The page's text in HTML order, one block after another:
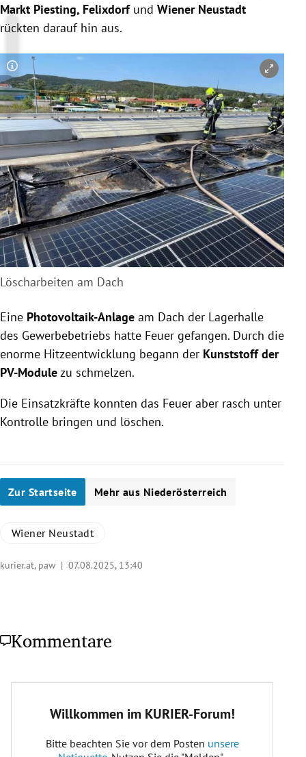
Markt Piesting, Felixdorfund Wiener Neustadt
rückten darauf hin aus.
Copyright-Hinweis öffnen/schließen
Löscharbeiten am Dach
Eine Photovoltaik-Anlage am Dach der Lagerhalle
des Gewerbebetriebs hatte Feuer gefangen. Durch die
enorme Hitzeentwicklung begann der Kunststoff der
PV-Modulezu schmelzen.
Die Einsatzkräfte konnten das Feuer aber rasch unter
Kontrolle bringen und löschen.
Zur Startseite Mehr aus Niederösterreich
Wiener Neustadt
kurier.at, paw | 07.08.2025, 13:40
Kommentare